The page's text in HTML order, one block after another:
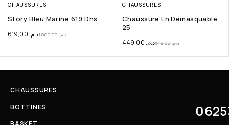
CHAUSSURES
Story Bleu Marine 619 Dhs
د.م.1.000,00 د.م.
CHAUSSURES
Chaussure En Démasquable
25
د.م.549,00 د.م.
CHAUSSURES
BOTTINES